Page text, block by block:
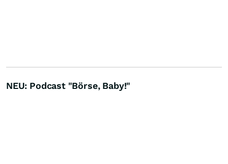
NEU: Podcast "Börse, Baby!"